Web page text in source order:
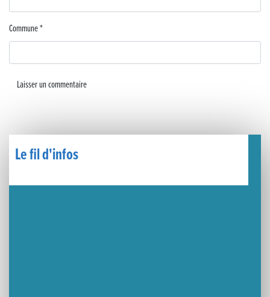
BOCA no BECO pour le lancement du Couleurs Jazz Festival !
Concours Hippique de Saut d’Obstacles
Le Carnavélo 2025 a illuminé Lons-le-Saunier !
Le fil d'infos
Commune*